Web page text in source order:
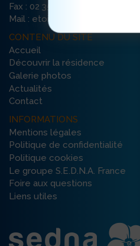
Fax : 02 35 10 39 99
Mail : etoile-etretat@ehpad-
CONTENU DU SITE
Accueil
Découvrir la résidence
Galerie photos
Actualités
Contact
INFORMATIONS
Mentions légales
Politique de confidentialité
Politique cookies
Le groupe S.E.D.N.A. France
Foire aux questions
Liens utiles